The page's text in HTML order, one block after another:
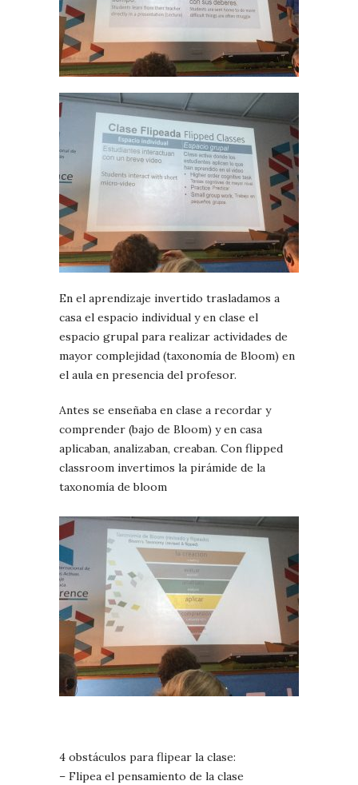
En el aprendizaje invertido trasladamos a
casa el espacio individual y en clase el
espacio grupal para realizar actividades de
mayor complejidad (taxonomía de Bloom) en
el aula en presencia del profesor.
Antes se enseñaba en clase a recordar y
comprender (bajo de Bloom) y en casa
aplicaban, analizaban, creaban. Con flipped
classroom invertimos la pirámide de la
taxonomía de bloom
4 obstáculos para flipear la clase:
– Flipea el pensamiento de la clase